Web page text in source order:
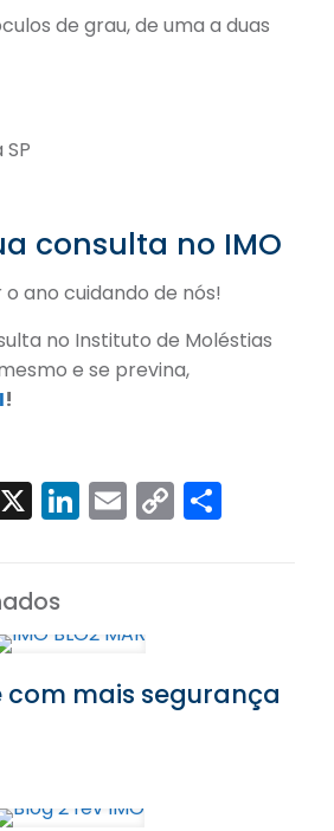
de grau, de uma a duas
consulta no IMO
ano cuidando de nós!
no Instituto de Moléstias
e se previna,
!
X LinkedIn
Email
Copy
Link
Share
com mais segurança